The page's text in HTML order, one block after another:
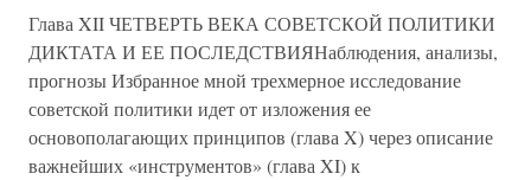
Глава XII ЧЕТВЕРТЬ ВЕКА СОВЕТСКОЙ ПОЛИТИКИ
ДИКТАТА И ЕЕ ПОСЛЕДСТВИЯНаблюдения, анализы,
прогнозы Избранное мной трехмерное исследование
советской политики идет от изложения ее
основополагающих принципов (глава X) через описание
важнейших «инструментов» (глава XI) к